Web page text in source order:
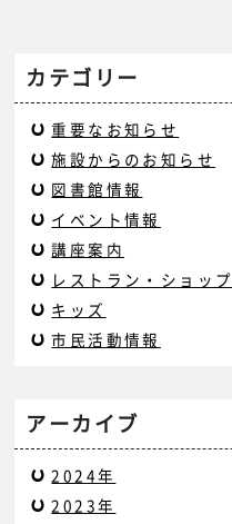
カテゴリー
重要なお知らせ
施設からのお知らせ
図書館情報
イベント情報
講座案内
レストラン・ショップ
キッズ
市民活動情報
アーカイブ
2024年
2023年